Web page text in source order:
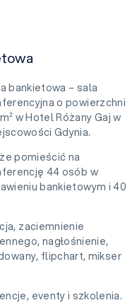
bankietowa – sala
o powierzchni
w Hotel Różany Gaj w
Gdynia.
pomieścić na
44 osób w
bankietowym i 40
zaciemnienie
nagłośnienie,
flipchart, mikser
eventy i szkolenia.